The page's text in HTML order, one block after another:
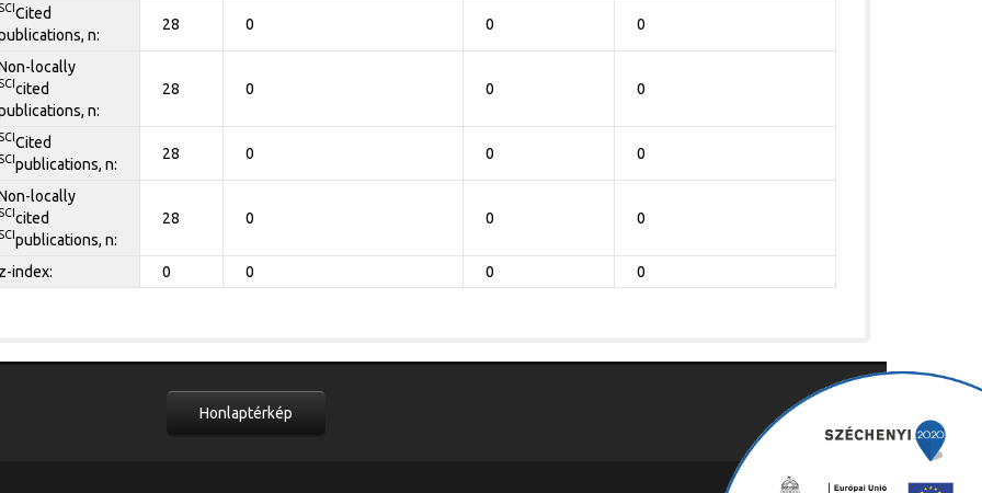
Cited
n:
28 0 0 0
locally
cited
n:
28 0 0 0
Cited
publications, n:
28 0 0 0
locally
cited
publications, n:
28 0 0 0
index: 0 0 0 0
Honlaptérkép